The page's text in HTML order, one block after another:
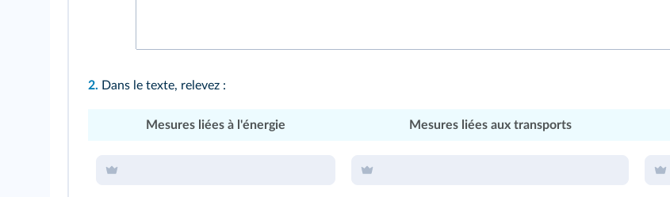
2. Dans le texte, relevez :
Mesures liées à l'énergie Mesures liées aux transports